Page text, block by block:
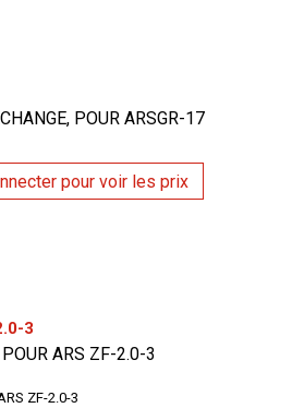
POUR ARSGR-17
pour voir les prix
3
ARS ZF-2.0-3
ZF-2.0-3